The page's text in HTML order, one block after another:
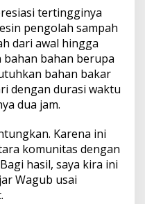
tertingginya
pengolah sampah
dari awal hingga
bahan berupa
bahan bakar
dengan durasi waktu
dua jam.
Karena ini
komunitas dengan
hasil, saya kira ini
Wagub usai